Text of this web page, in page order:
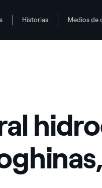
Historias Medios de